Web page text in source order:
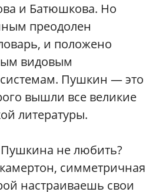
и Батюшкова. Но
преодолен
и положено
видовым
Пушкин — это
вышли все великие
литературы.
не любить?
симметричная
настраиваешь свои